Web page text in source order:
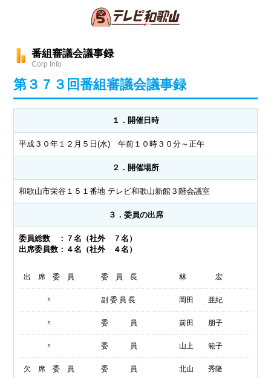
番組審議会議事録
Corp Info
第３７３回番組審議会議事録
１．開催日時
平成３０年１２月５日(水) 午前１０時３０分～正午
２．開催場所
和歌山市栄谷１５１番地 テレビ和歌山新館３階会議室
３．委員の出席
委員総数 ：７名（社外 ７名）
出席委員数：４名（社外 ４名）
出 席 委 員 委 員 長 林 宏
〃 副 委 員 長 岡田 亜紀
〃 委 員 前田 朋子
〃 委 員 山上 範子
欠 席 委 員 委 員 北山 秀隆